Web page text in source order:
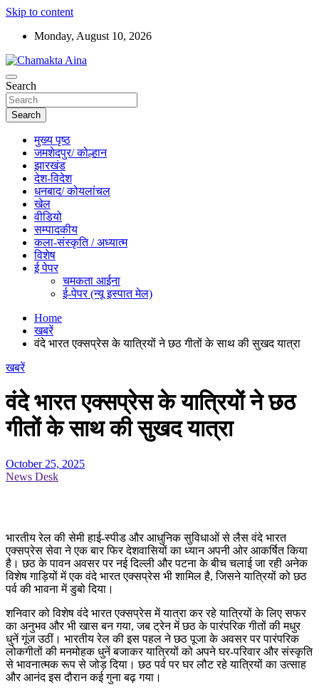
Skip to content
Monday, August 10, 2026
Chamakta Aina
Hindi News Paper – Jharkhand
Search
Search
मुख्य पृष्ठ
जमशेदपुर/ कोल्हान
झारखंड
देश-विदेश
धनबाद/ कोयलांचल
खेल
वीडियो
सम्पादकीय
कला-संस्कृति / अध्यात्म
विशेष
ई पेपर
चमकता आईना
ई-पेपर (न्यू इस्पात मेल)
Home
खबरें
वंदे भारत एक्सप्रेस के यात्रियों ने छठ गीतों के साथ की सुखद यात्रा
खबरें
वंदे भारत एक्सप्रेस के यात्रियों ने छठ
गीतों के साथ की सुखद यात्रा
October 25, 2025
News Desk
भारतीय रेल की सेमी हाई-स्पीड और आधुनिक सुविधाओं से लैस वंदे भारत
एक्सप्रेस सेवा ने एक बार फिर देशवासियों का ध्यान अपनी ओर आकर्षित किया
है। छठ के पावन अवसर पर नई दिल्ली और पटना के बीच चलाई जा रही अनेक
विशेष गाड़ियों में एक वंदे भारत एक्सप्रेस भी शामिल है, जिसने यात्रियों को छठ
पर्व की भावना में डुबो दिया।
शनिवार को विशेष वंदे भारत एक्सप्रेस में यात्रा कर रहे यात्रियों के लिए सफर
का अनुभव और भी खास बन गया, जब ट्रेन में छठ के पारंपरिक गीतों की मधुर
धुनें गूंज उठीं। भारतीय रेल की इस पहल ने छठ पूजा के अवसर पर पारंपरिक
लोकगीतों की मनमोहक धुनें बजाकर यात्रियों को अपने घर-परिवार और संस्कृति
से भावनात्मक रूप से जोड़ दिया। छठ पर्व पर घर लौट रहे यात्रियों का उत्साह
और आनंद इस दौरान कई गुना बढ़ गया।